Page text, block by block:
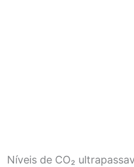
Níveis de CO₂